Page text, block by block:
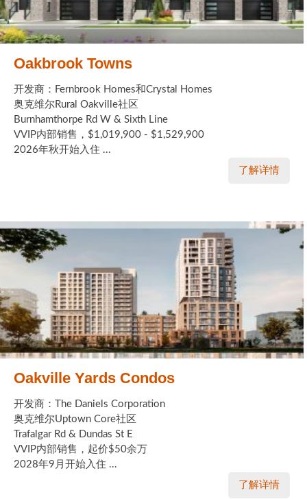
Oakbrook Towns
开发商：Fernbrook Homes和Crystal Homes
奥克维尔Rural Oakville社区
Burnhamthorpe Rd W & Sixth Line
VVIP内部销售，$1,019,900 - $1,529,900
2026年秋开始入住 ...
了解详情
Oakville Yards Condos
开发商：The Daniels Corporation
奥克维尔Uptown Core社区
Trafalgar Rd & Dundas St E
VVIP内部销售，起价$50余万
2028年9月开始入住 ...
了解详情